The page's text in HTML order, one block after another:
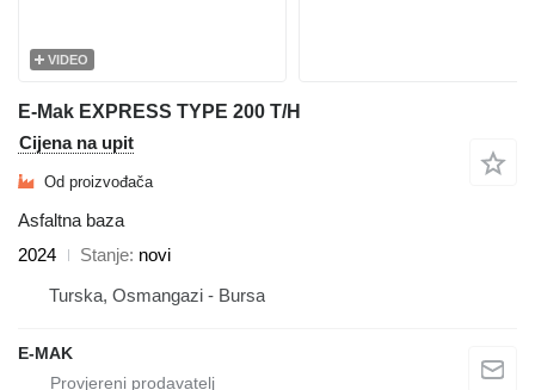
VIDEO
E-Mak EXPRESS TYPE 200 T/H
Cijena na upit
Od proizvođača
Asfaltna baza
2024
Stanje novi
Turska, Osmangazi - Bursa
E-MAK